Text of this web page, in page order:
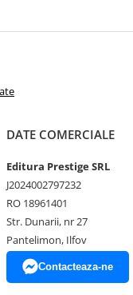
DATE COMERCIALE
Editura Prestige SRL
J2024002797232
RO 18961401
Str. Dunarii, nr 27
Pantelimon, Ilfov
Contacteaza-ne